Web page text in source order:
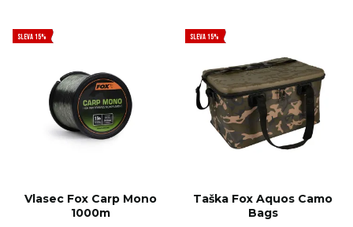
SLEVA 15%
Vlasec Fox Carp Mono
1000m
SLEVA 15%
Taška Fox Aquos Camo
Bags